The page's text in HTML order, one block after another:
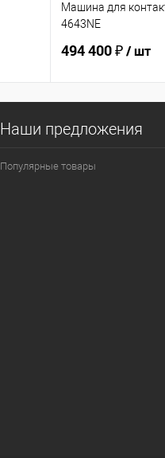
Машина для
4643NE
494 400 ₽/ шт
Наши предложения
Популярные товары